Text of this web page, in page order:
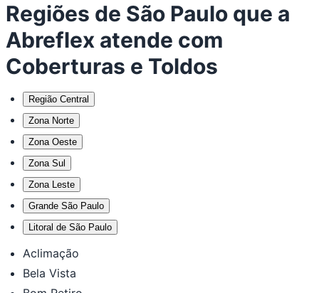
Regiões de São Paulo que a
Abreflex atende com
Coberturas e Toldos
Região Central
Zona Norte
Zona Oeste
Zona Sul
Zona Leste
Grande São Paulo
Litoral de São Paulo
Aclimação
Bela Vista